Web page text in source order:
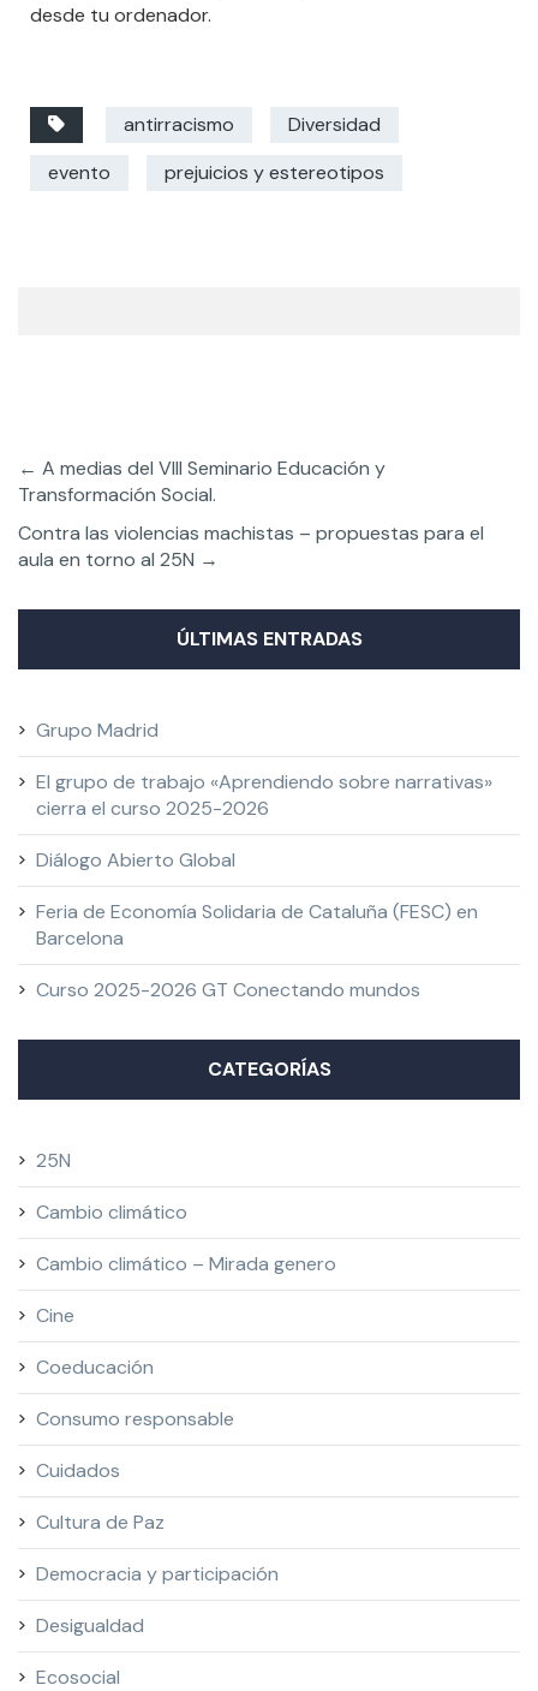
desde tu ordenador.
antirracismo
Diversidad
evento
prejuicios y estereotipos
← A medias del VIII Seminario Educación y
Transformación Social.
Contra las violencias machistas – propuestas para el
aula en torno al 25N →
ÚLTIMAS ENTRADAS
Grupo Madrid
El grupo de trabajo «Aprendiendo sobre narrativas»
cierra el curso 2025-2026
Diálogo Abierto Global
Feria de Economía Solidaria de Cataluña (FESC) en
Barcelona
Curso 2025-2026 GT Conectando mundos
CATEGORÍAS
25N
Cambio climático
Cambio climático – Mirada genero
Cine
Coeducación
Consumo responsable
Cuidados
Cultura de Paz
Democracia y participación
Desigualdad
Ecosocial